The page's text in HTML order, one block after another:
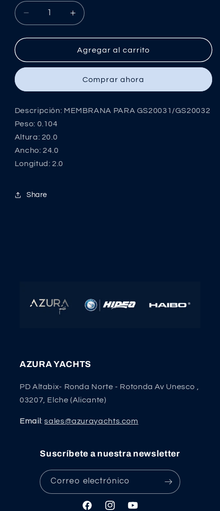
Reducir
cantidad
para
MEMBRANA
PARA
Aumentar
cantidad
para
MEMBRANA
PARA
Agregar al carrito
Comprar ahora
Descripción: MEMBRANA PARA GS20031/GS20032
Peso: 0.104
Altura: 20.0
Ancho: 24.0
Longitud: 2.0
Share
AZURA YACHTS
PD Altabix- Ronda Norte - Rotonda Av Unesco ,
03207, Elche (Alicante)
Email:sales@azurayachts.com
Suscríbete a nuestra newsletter
Correo electrónico